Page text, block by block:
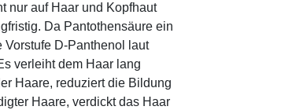
nur auf Haar und Kopfhaut
Da Pantothensäure ein
D-Panthenol laut
verleiht dem Haar lang
Haare, reduziert die Bildung
Haare, verdickt das Haar